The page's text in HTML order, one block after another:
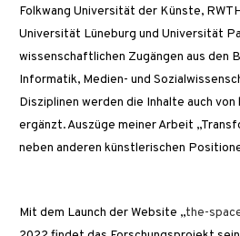
Folkwang Universität der Künste,
Universität Lüneburg und Universität
wissenschaftlichen Zugängen aus den
Informatik, Medien- und
Disziplinen werden die Inhalte auch
ergänzt. Auszüge meiner Arbeit
neben anderen künstlerischen
Mit dem Launch der Website „the-